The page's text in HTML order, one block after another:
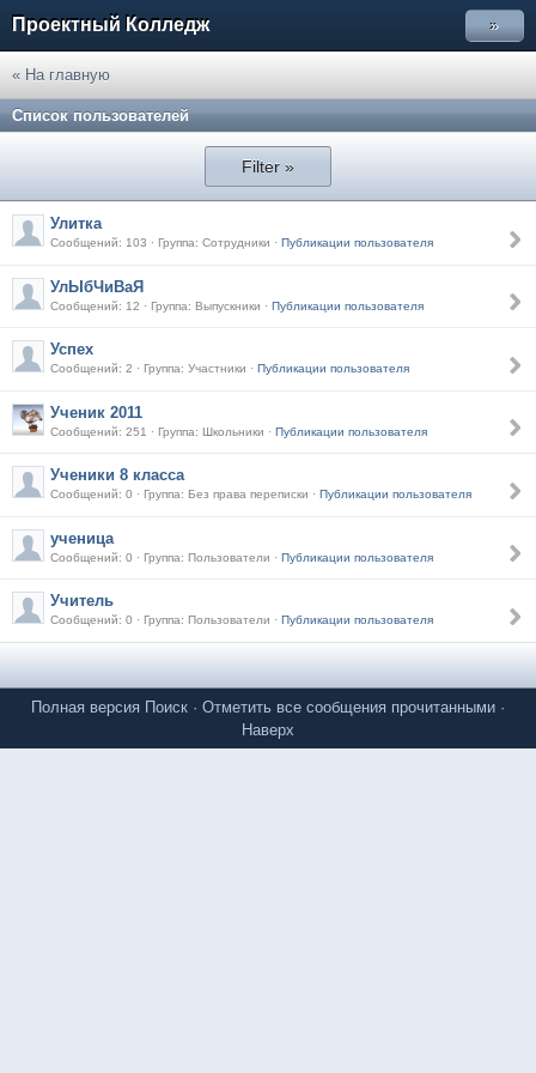
Проектный Колледж »
« На главную
Список пользователей
Filter »
Улитка
Сообщений: 103 · Группа: Сотрудники · Публикации пользователя
УлЫбЧиВаЯ
Сообщений: 12 · Группа: Выпускники · Публикации пользователя
Успех
Сообщений: 2 · Группа: Участники · Публикации пользователя
Ученик 2011
Сообщений: 251 · Группа: Школьники · Публикации пользователя
Ученики 8 класса
Сообщений: 0 · Группа: Без права переписки · Публикации пользователя
ученица
Сообщений: 0 · Группа: Пользователи · Публикации пользователя
Учитель
Сообщений: 0 · Группа: Пользователи · Публикации пользователя
Полная версия Поиск · Отметить все сообщения прочитанными ·
Наверх